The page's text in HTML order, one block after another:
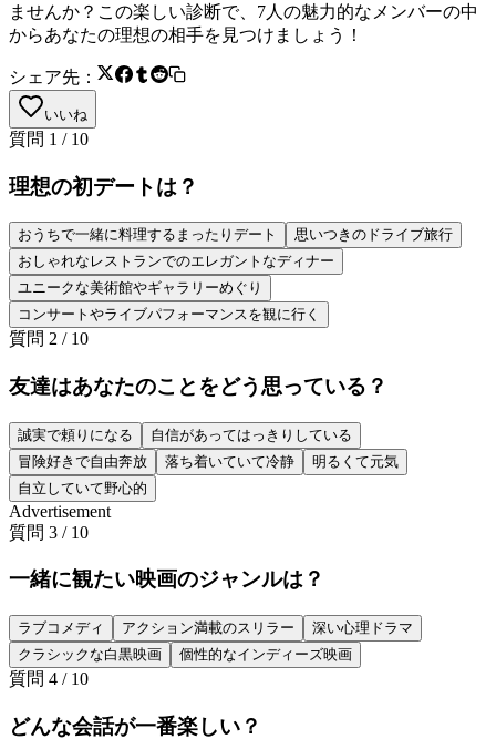
ませんか？この楽しい診断で、7人の魅力的なメンバーの中
からあなたの理想の相手を見つけましょう！
シェア先：
いいね
質問 1 / 10
理想の初デートは？
おうちで一緒に料理するまったりデート
思いつきのドライブ旅行
おしゃれなレストランでのエレガントなディナー
ユニークな美術館やギャラリーめぐり
コンサートやライブパフォーマンスを観に行く
質問 2 / 10
友達はあなたのことをどう思っている？
誠実で頼りになる
自信があってはっきりしている
冒険好きで自由奔放
落ち着いていて冷静
明るくて元気
自立していて野心的
Advertisement
質問 3 / 10
一緒に観たい映画のジャンルは？
ラブコメディ アクション満載のスリラー
深い心理ドラマ
クラシックな白黒映画
個性的なインディーズ映画
質問 4 / 10
どんな会話が一番楽しい？